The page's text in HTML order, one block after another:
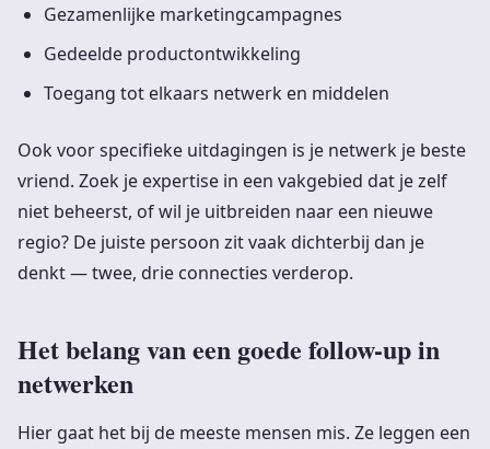
Gezamenlijke marketingcampagnes
Gedeelde productontwikkeling
Toegang tot elkaars netwerk en middelen
Ook voor specifieke uitdagingen is je netwerk je beste
vriend. Zoek je expertise in een vakgebied dat je zelf
niet beheerst, of wil je uitbreiden naar een nieuwe
regio? De juiste persoon zit vaak dichterbij dan je
denkt — twee, drie connecties verderop.
Het belang van een goede follow-up in
netwerken
Hier gaat het bij de meeste mensen mis. Ze leggen een